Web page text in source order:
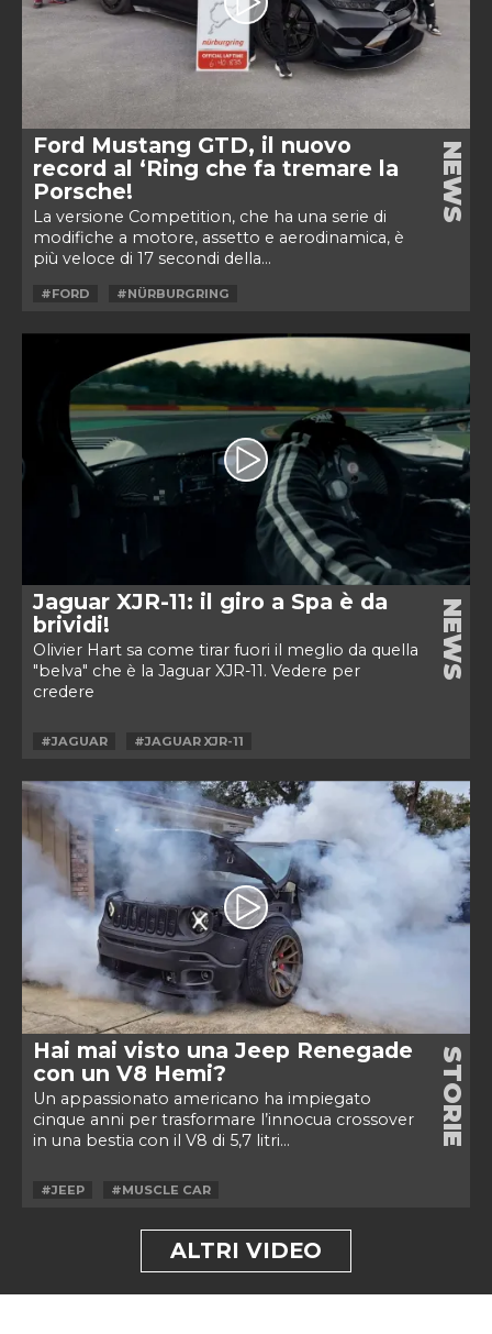
Ford Mustang GTD, il nuovo
record al ‘Ring che fa tremare la
Porsche!
La versione Competition, che ha una serie di
modifiche a motore, assetto e aerodinamica, è
più veloce di 17 secondi della...
NEWS
#FORD #NÜRBURGRING
Jaguar XJR-11: il giro a Spa è da
brividi!
Olivier Hart sa come tirar fuori il meglio da quella
"belva" che è la Jaguar XJR-11. Vedere per
credere
NEWS
#JAGUAR #JAGUAR XJR-11
Hai mai visto una Jeep Renegade
con un V8 Hemi?
Un appassionato americano ha impiegato
cinque anni per trasformare l’innocua crossover
in una bestia con il V8 di 5,7 litri...
STORIE
#JEEP #MUSCLE CAR
ALTRI VIDEO